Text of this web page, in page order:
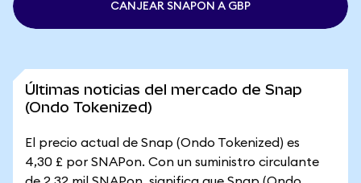
CANJEAR SNAPON A GBP
Últimas noticias del mercado de Snap
(Ondo Tokenized)
El precio actual de Snap (Ondo Tokenized) es
4,30 £ por SNAPon. Con un suministro circulante